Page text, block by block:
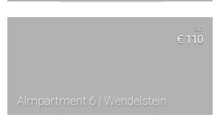
Almpartment 6 | Wendelstein
ab
€ 110